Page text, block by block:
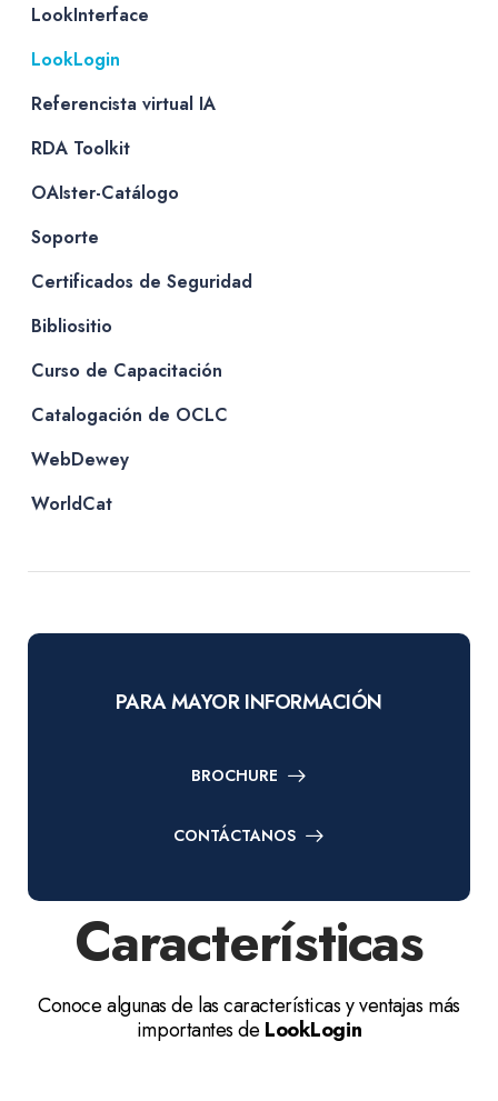
LookInterface
LookLogin
Referencista virtual IA
RDA Toolkit
OAIster-Catálogo
Soporte
Certificados de Seguridad
Bibliositio
Curso de Capacitación
Catalogación de OCLC
WebDewey
WorldCat
PARA MAYOR INFORMACIÓN
BROCHURE
CONTÁCTANOS
Características
Conoce algunas de las características y ventajas más
importantes de LookLogin